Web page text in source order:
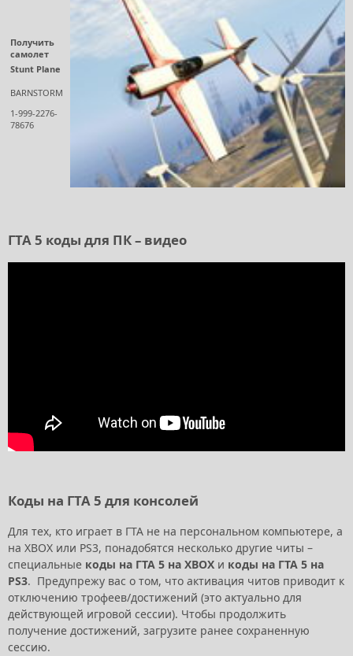
Получить
самолет
Stunt Plane
BARNSTORM
1-999-2276-
78676
ГТА 5 коды для ПК – видео
Коды на ГТА 5 для консолей
Для тех, кто играет в ГТА не на персональном компьютере, а
на XBOX или PS3, понадобятся несколько другие читы –
специальные коды на ГТА 5 на XBOX и коды на ГТА 5 на
PS3. Предупрежу вас о том, что активация читов приводит к
отключению трофеев/достижений (это актуально для
действующей игровой сессии). Чтобы продолжить
получение достижений, загрузите ранее сохраненную
сессию.